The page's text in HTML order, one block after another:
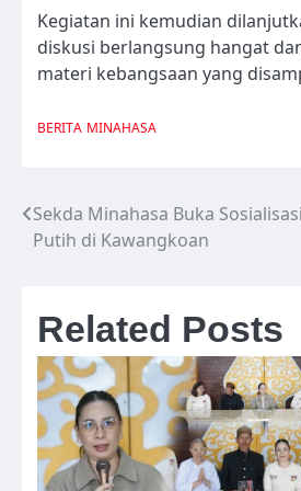
Kegiatan ini kemudian
diskusi berlangsung hangat
materi kebangsaan yang
BERITA MINAHASA
Navigasi
Sekda Minahasa Buka
Putih di Kawangkoan
Related Posts